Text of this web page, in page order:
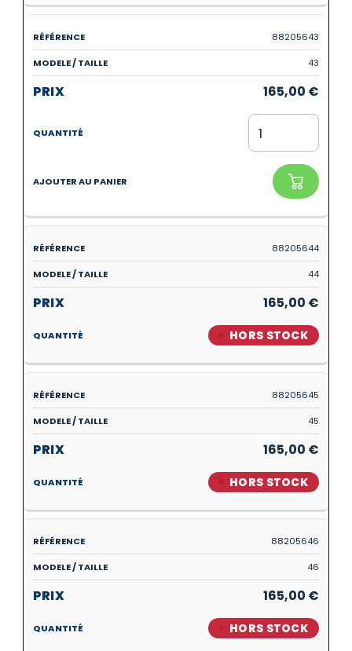
88205643
43
165,00 €
88205644
44
165,00 €
HORS STOCK
88205645
45
165,00 €
HORS STOCK
88205646
46
165,00 €
HORS STOCK